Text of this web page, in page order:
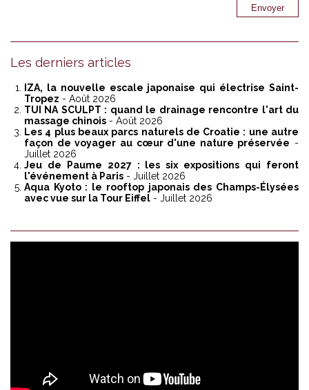
Les derniers articles
IZA, la nouvelle escale japonaise qui électrise Saint-
Tropez - Août 2026
TUI NA SCULPT : quand le drainage rencontre l'art du
massage chinois - Août 2026
Les 4 plus beaux parcs naturels de Croatie : une autre
façon de voyager au cœur d'une nature préservée -
Juillet 2026
Jeu de Paume 2027 : les six expositions qui feront
l'événement à Paris - Juillet 2026
Aqua Kyoto : le rooftop japonais des Champs-Élysées
avec vue sur la Tour Eiffel - Juillet 2026